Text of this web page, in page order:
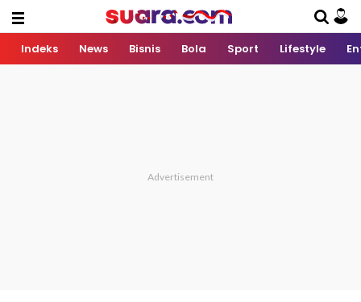
Indeks News Bisnis Bola Sport Lifestyle